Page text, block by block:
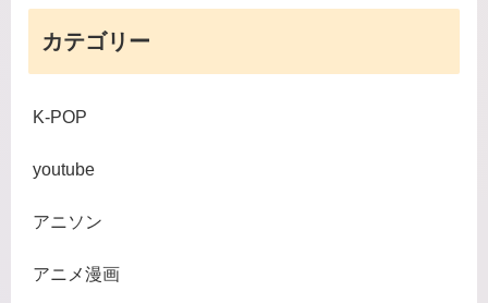
カテゴリー
K-POP
youtube
アニソン
アニメ漫画